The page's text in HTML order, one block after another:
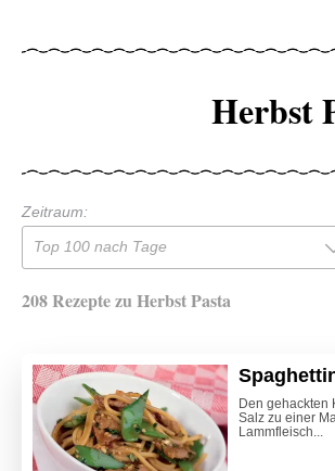
Herbst
Zeitraum:
Top 100 nach Tage
208 Rezepte zu Herbst Pasta
Den gehackten
Salz zu einer
Lammfleisch...